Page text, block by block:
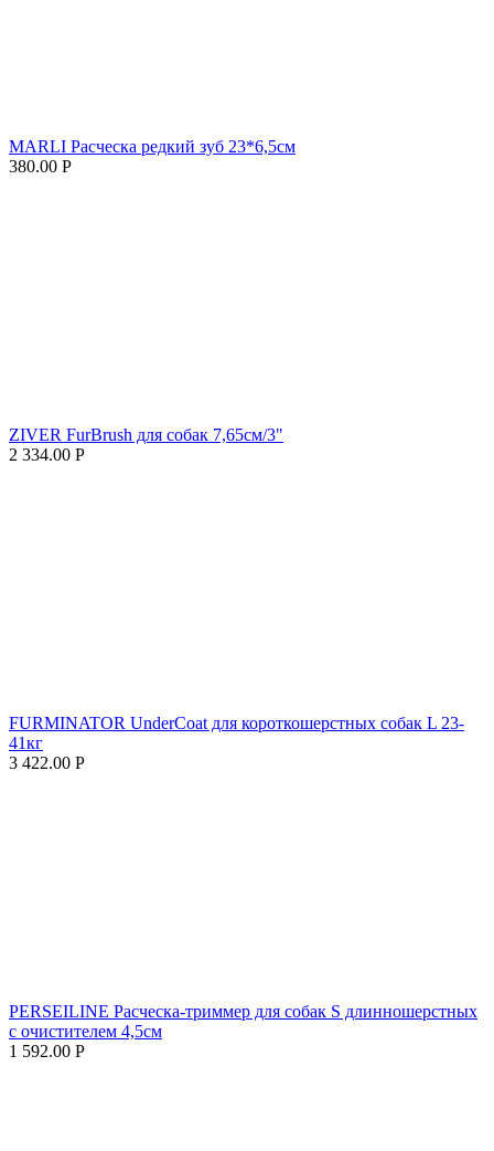
MARLI Расческа редкий зуб 23*6,5см
380.00 Р
ZIVER FurBrush для собак 7,65см/3"
2 334.00 Р
FURMINATOR UnderCoat для короткошерстных собак L 23-
41кг
3 422.00 Р
PERSEILINE Расческа-триммер для собак S длинношерстных
с очистителем 4,5см
1 592.00 Р